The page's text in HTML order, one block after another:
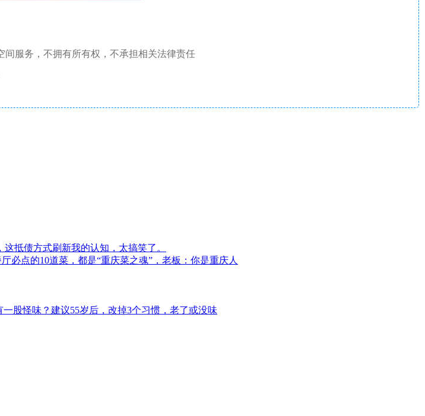
服务，不拥有所有权，不承担相关法律责任
抵债方式刷新我的认知，太搞笑了。
必点的10道菜，都是“重庆菜之魂”，老板：你是重庆人
股怪味？建议55岁后，改掉3个习惯，老了或没味